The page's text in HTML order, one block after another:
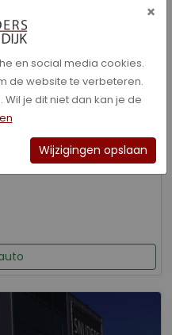
e Advanced edition
×
en social media cookies.
de website te verbeteren.
je dit niet dan kan je de
Wijzigingen opslaan